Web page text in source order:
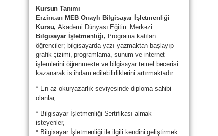
Kursun Tanımı
Erzincan MEB Onaylı Bilgisayar İşletmenliği
Kursu, Akademi Dünyası Eğitim Merkezi
Bilgisayar İşletmenliği, Programa katılan
öğrenciler; bilgisayarda yazı yazmaktan başlayıp
grafik çizimi, programlama, sunum ve internet
işlemlerini öğrenmekte ve bilgisayar temel becerisi
kazanarak istihdam edilebilirliklerini artırmaktadır.
* En az okuryazarlık seviyesinde diploma sahibi
olanlar,
* Bilgisayar İşletmenliği Sertifikası almak
isteyenler,
* Bilgisayar İşletmenliği ile ilgili kendini geliştirmek